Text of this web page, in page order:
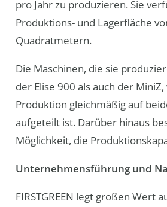
pro Jahr zu produzieren. Sie
Produktions- und Lagerfläche
Quadratmetern.
Die Maschinen, die sie
der Elise 900 als auch der
Produktion gleichmäßig auf
aufgeteilt ist. Darüber hinaus
Möglichkeit, die
Unternehmensführung und
FIRSTGREEN legt großen Wert